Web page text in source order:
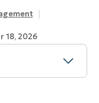
18, 2026